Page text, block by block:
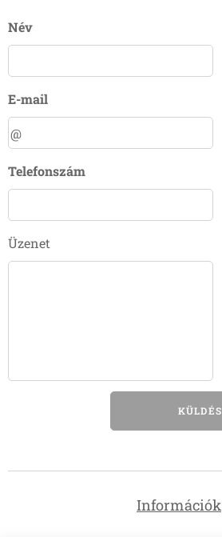
Név
E-mail
Telefonszám
Üzenet
KÜLDÉS
Információk